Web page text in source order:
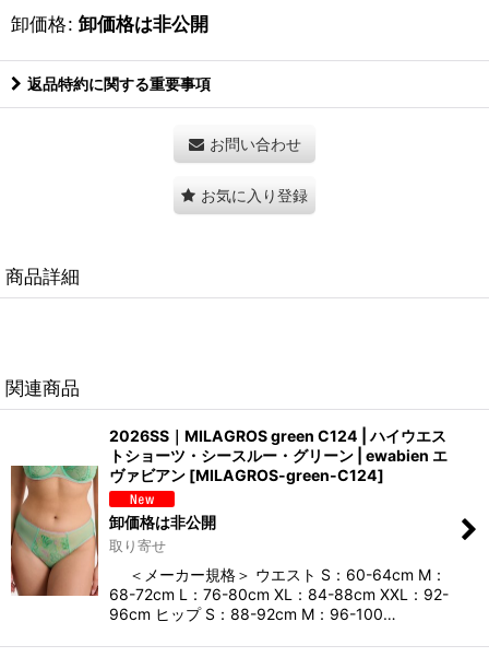
卸価格: 卸価格は非公開
返品特約に関する重要事項
お問い合わせ
お気に入り登録
商品詳細
関連商品
2026SS｜MILAGROS green C124 | ハイウエス
トショーツ・シースルー・グリーン | ewabien エ
ヴァビアン [MILAGROS-green-C124]
卸価格は非公開
取り寄せ
＜メーカー規格＞ ウエスト S：60-64cm M：
68-72cm L：76-80cm XL：84-88cm XXL：92-
96cm ヒップ S：88-92cm M：96-100…